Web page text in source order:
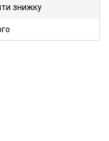
знижку